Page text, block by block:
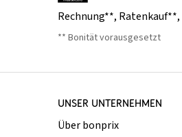
Rechnung**, Ratenkauf**,
** Bonität vorausgesetzt
UNSER UNTERNEHMEN
Über bonprix